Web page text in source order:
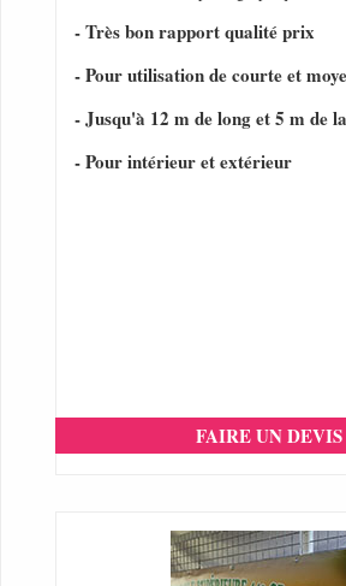
- Très bon rapport qualité prix
- Pour utilisation de courte et
- Jusqu'à 12 m de long et 5 m de
- Pour intérieur et extérieur
FAIRE UN DEVIS